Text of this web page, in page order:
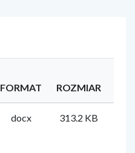
FORMAT ROZMIAR
docx 313.2 KB